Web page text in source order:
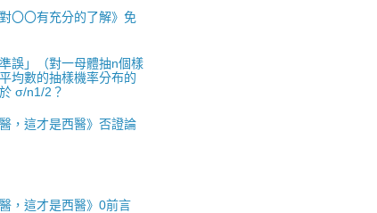
對〇〇有充分的了解》免
誤」（對一母體抽n個樣
均數的抽樣機率分布的
σ/n1/2？
，這才是西醫》否證論
，這才是西醫》0前言